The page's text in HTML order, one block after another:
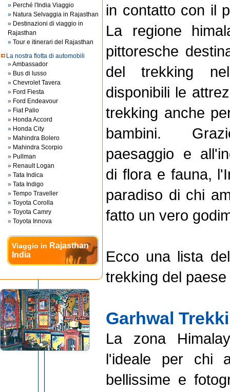
» Perché l'India Viaggio
» Natura Selvaggia in Rajasthan
» Destinazioni di viaggio in
Rajasthan
» Tour e itinerari del Rajasthan
La nostra flotta di automobili
»Ambassador
» Bus di lusso
» Chevrolet Tavera
» Ford Fiesta
» Ford Endeavour
» Fiat Palio
» Honda Accord
» Honda City
» Mahindra Bolero
» Mahindra Scorpio
» Pullman
» Renault Logan
» Tata Indica
» Tata Indigo
» Tempo Traveller
» Toyota Corolla
» Toyota Camry
» Toyota Innova
Viaggio in Rajasthan
India
in contatto con il
La regione
pittoresche
del trekking
disponibili le
trekking anche
bambini.
paesaggio e
di flora e fauna,
paradiso di chi
fatto un vero
Ecco una lista
trekking del paese
Garhwal
La zona
l'ideale per chi
bellissime e